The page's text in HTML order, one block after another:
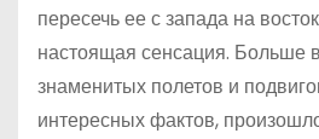
пересечь ее с запада на
настоящая сенсация. Больше
знаменитых полетов и
интересных фактов,